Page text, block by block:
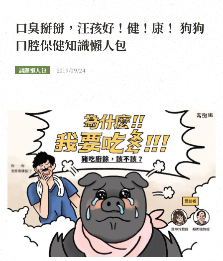
口臭掰掰，汪孩好！健！康！ 狗狗
口腔保健知識懶人包
議題懶人包 2019/09/24